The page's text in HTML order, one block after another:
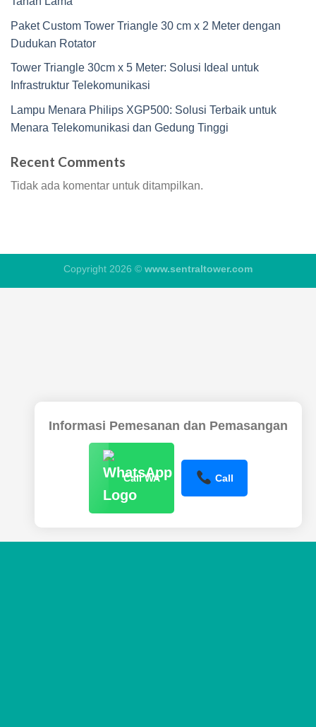
Paket Custom Tower Triangle 30 cm x 2 Meter dengan
Dudukan Rotator
Tower Triangle 30cm x 5 Meter: Solusi Ideal untuk
Infrastruktur Telekomunikasi
Lampu Menara Philips XGP500: Solusi Terbaik untuk
Menara Telekomunikasi dan Gedung Tinggi
Recent Comments
Tidak ada komentar untuk ditampilkan.
Informasi Pemesanan dan Pemasangan
Call WA Call
Copyright 2026 © www.sentraltower.com